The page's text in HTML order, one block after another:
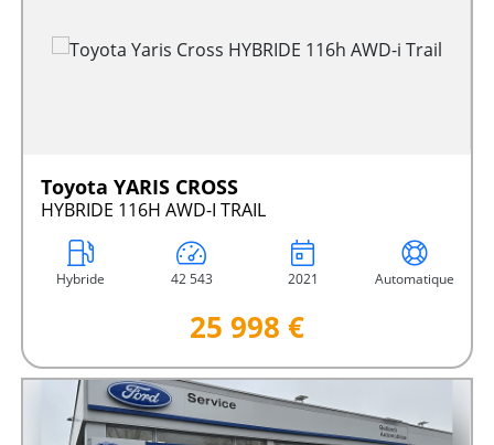
Toyota YARIS CROSS
HYBRIDE 116H AWD-I TRAIL
Hybride 42 543 2021 Automatique
25 998 €